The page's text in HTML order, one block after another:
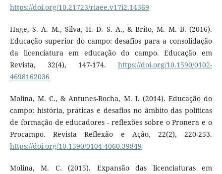
https://doi.org/10.21723/riaee.v17i2.14369
Hage, S. A. M., Silva, H. D. S. A., & Brito, M. M. B. (2016).
Educação superior do campo: desafios para a consolidação
da licenciatura em educação do campo. Educação em
Revista, 32(4), 147-174.https://doi.org/10.1590/0102-
4698162036
Molina, M. C., & Antunes-Rocha, M. I. (2014). Educação do
campo: história, práticas e desafios no âmbito das políticas
de formação de educadores - reflexões sobre o Pronera e o
Procampo. Revista Reflexão e Ação, 22(2), 220-253.
https://doi.org/10.1590/0104-4060.39849
Molina, M. C. (2015). Expansão das licenciaturas em